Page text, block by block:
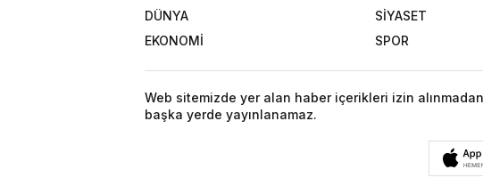
DÜNYA
SİYASET
EKONOMİ
SPOR
Web sitemizde yer alan haber içerikleri izin
başka yerde yayınlanamaz.